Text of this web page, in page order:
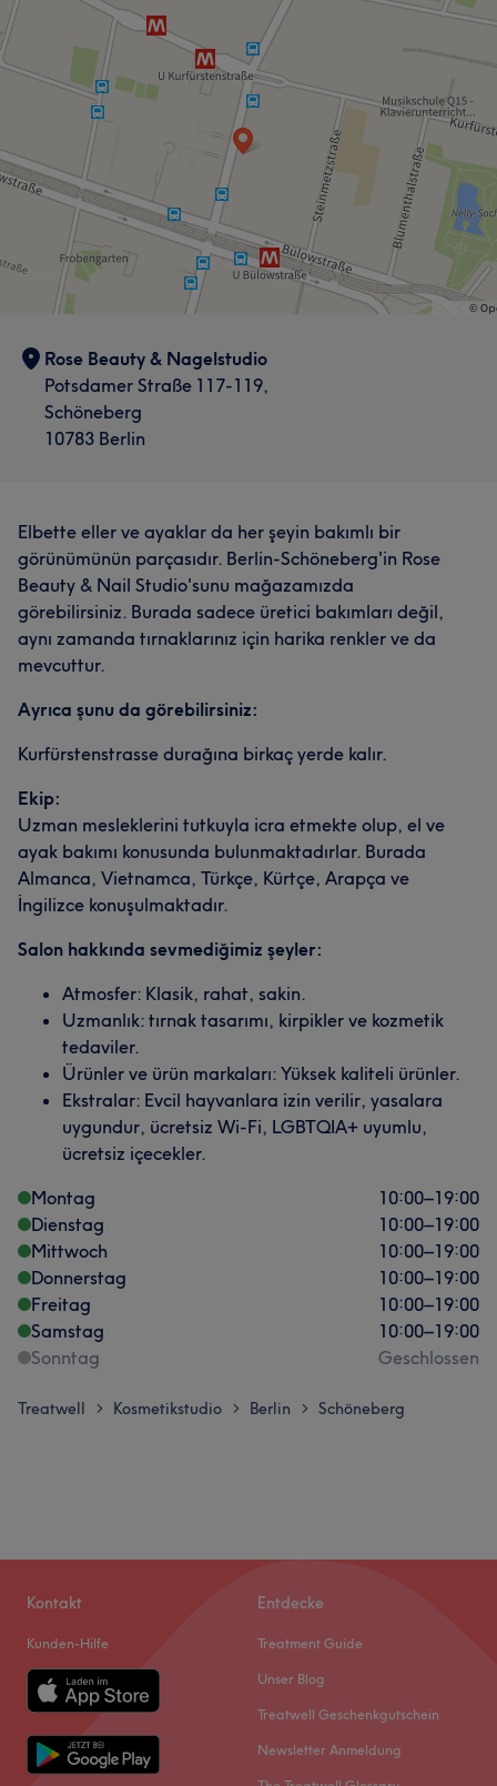
Rose Beauty & Nagelstudio
Potsdamer Straße 117-119,
Schöneberg
10783 Berlin
Elbette eller ve ayaklar da her şeyin bakımlı bir
görünümünün parçasıdır. Berlin-Schöneberg'in Rose
Beauty & Nail Studio'sunu mağazamızda
görebilirsiniz. Burada sadece üretici bakımları değil,
aynı zamanda tırnaklarınız için harika renkler ve da
mevcuttur.
Ayrıca şunu da görebilirsiniz:
Kurfürstenstrasse durağına birkaç yerde kalır.
Ekip:
Uzman mesleklerini tutkuyla icra etmekte olup, el ve
ayak bakımı konusunda bulunmaktadırlar. Burada
Almanca, Vietnamca, Türkçe, Kürtçe, Arapça ve
İngilizce konuşulmaktadır.
Salon hakkında sevmediğimiz şeyler:
Atmosfer: Klasik, rahat, sakin.
Uzmanlık: tırnak tasarımı, kirpikler ve kozmetik
tedaviler.
Ürünler ve ürün markaları: Yüksek kaliteli ürünler.
Ekstralar: Evcil hayvanlara izin verilir, yasalara
uygundur, ücretsiz Wi-Fi, LGBTQIA+ uyumlu,
ücretsiz içecekler.
Montag
10:00–19:00
Dienstag
10:00–19:00
Mittwoch
10:00–19:00
Donnerstag
10:00–19:00
Freitag
10:00–19:00
Samstag
10:00–19:00
Sonntag
Geschlossen
Treatwell > Kosmetikstudio > Berlin > Schöneberg
Kontakt
Kunden-Hilfe
Entdecke
Treatment Guide
Unser Blog
Treatwell Geschenkgutschein
Newsletter Anmeldung